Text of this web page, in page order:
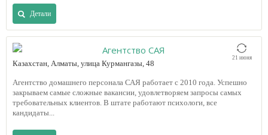
Детали
21 июня
Агентство САЯ
Казахстан, Алматы, улица Курмангазы, 48
Агентство домашнего персонала САЯ работает с 2010 года. Успешно
закрываем самые сложные вакансии, удовлетворяем запросы самых
требовательных клиентов. В штате работают психологи, все
кандидаты...